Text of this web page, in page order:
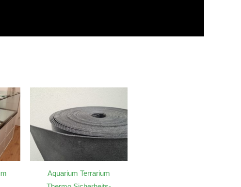
Aquarium Terrarium